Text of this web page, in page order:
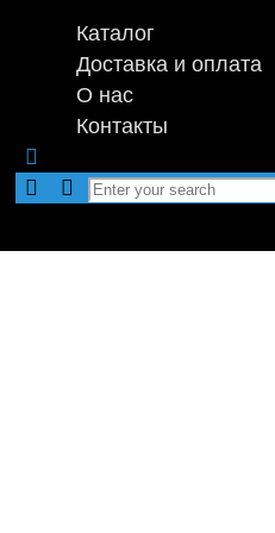
Каталог
Доставка и оплата
О нас
Контакты